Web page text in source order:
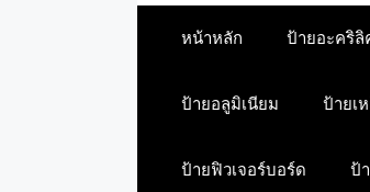
หน้าหลัก ป้ายอะคริลิ
ป้ายอลูมิเนียม ป้ายเ
ป้ายฟิวเจอร์บอร์ด ป้